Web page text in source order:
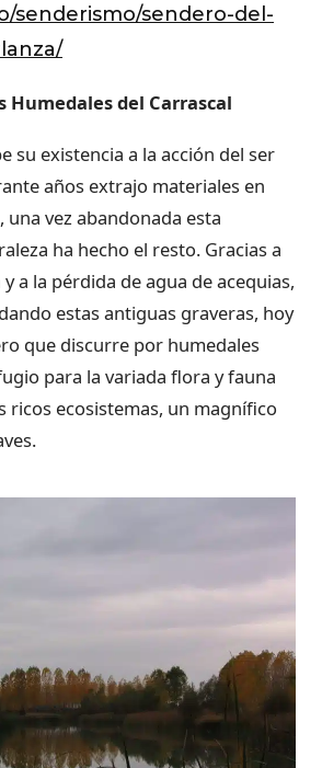
senderismo/sendero-del-
Humedales del Carrascal
su existencia a la acción del ser
años extrajo materiales en
una vez abandonada esta
ha hecho el resto. Gracias a
a la pérdida de agua de acequias,
estas antiguas graveras, hoy
que discurre por humedales
para la variada flora y fauna
ricos ecosistemas, un magnífico